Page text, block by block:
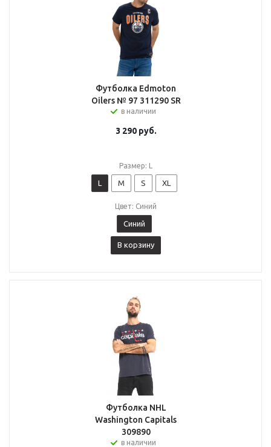
Футболка Edmoton
Oilers № 97 311290 SR
в наличии
3 290руб.
Размер: L
L M S XL
Цвет: Синий
Синий
В корзину
Футболка NHL
Washington Capitals
309890
в наличии